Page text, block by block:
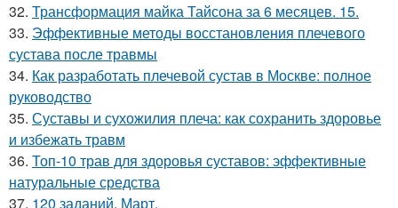
32. Трансформация майка Тайсона за 6 месяцев. 15.
33. Эффективные методы восстановления плечевого
сустава после травмы
34. Как разработать плечевой сустав в Москве: полное
руководство
35. Суставы и сухожилия плеча: как сохранить здоровье
и избежать травм
36. Топ-10 трав для здоровья суставов: эффективные
натуральные средства
37. 120 заданий. Март.